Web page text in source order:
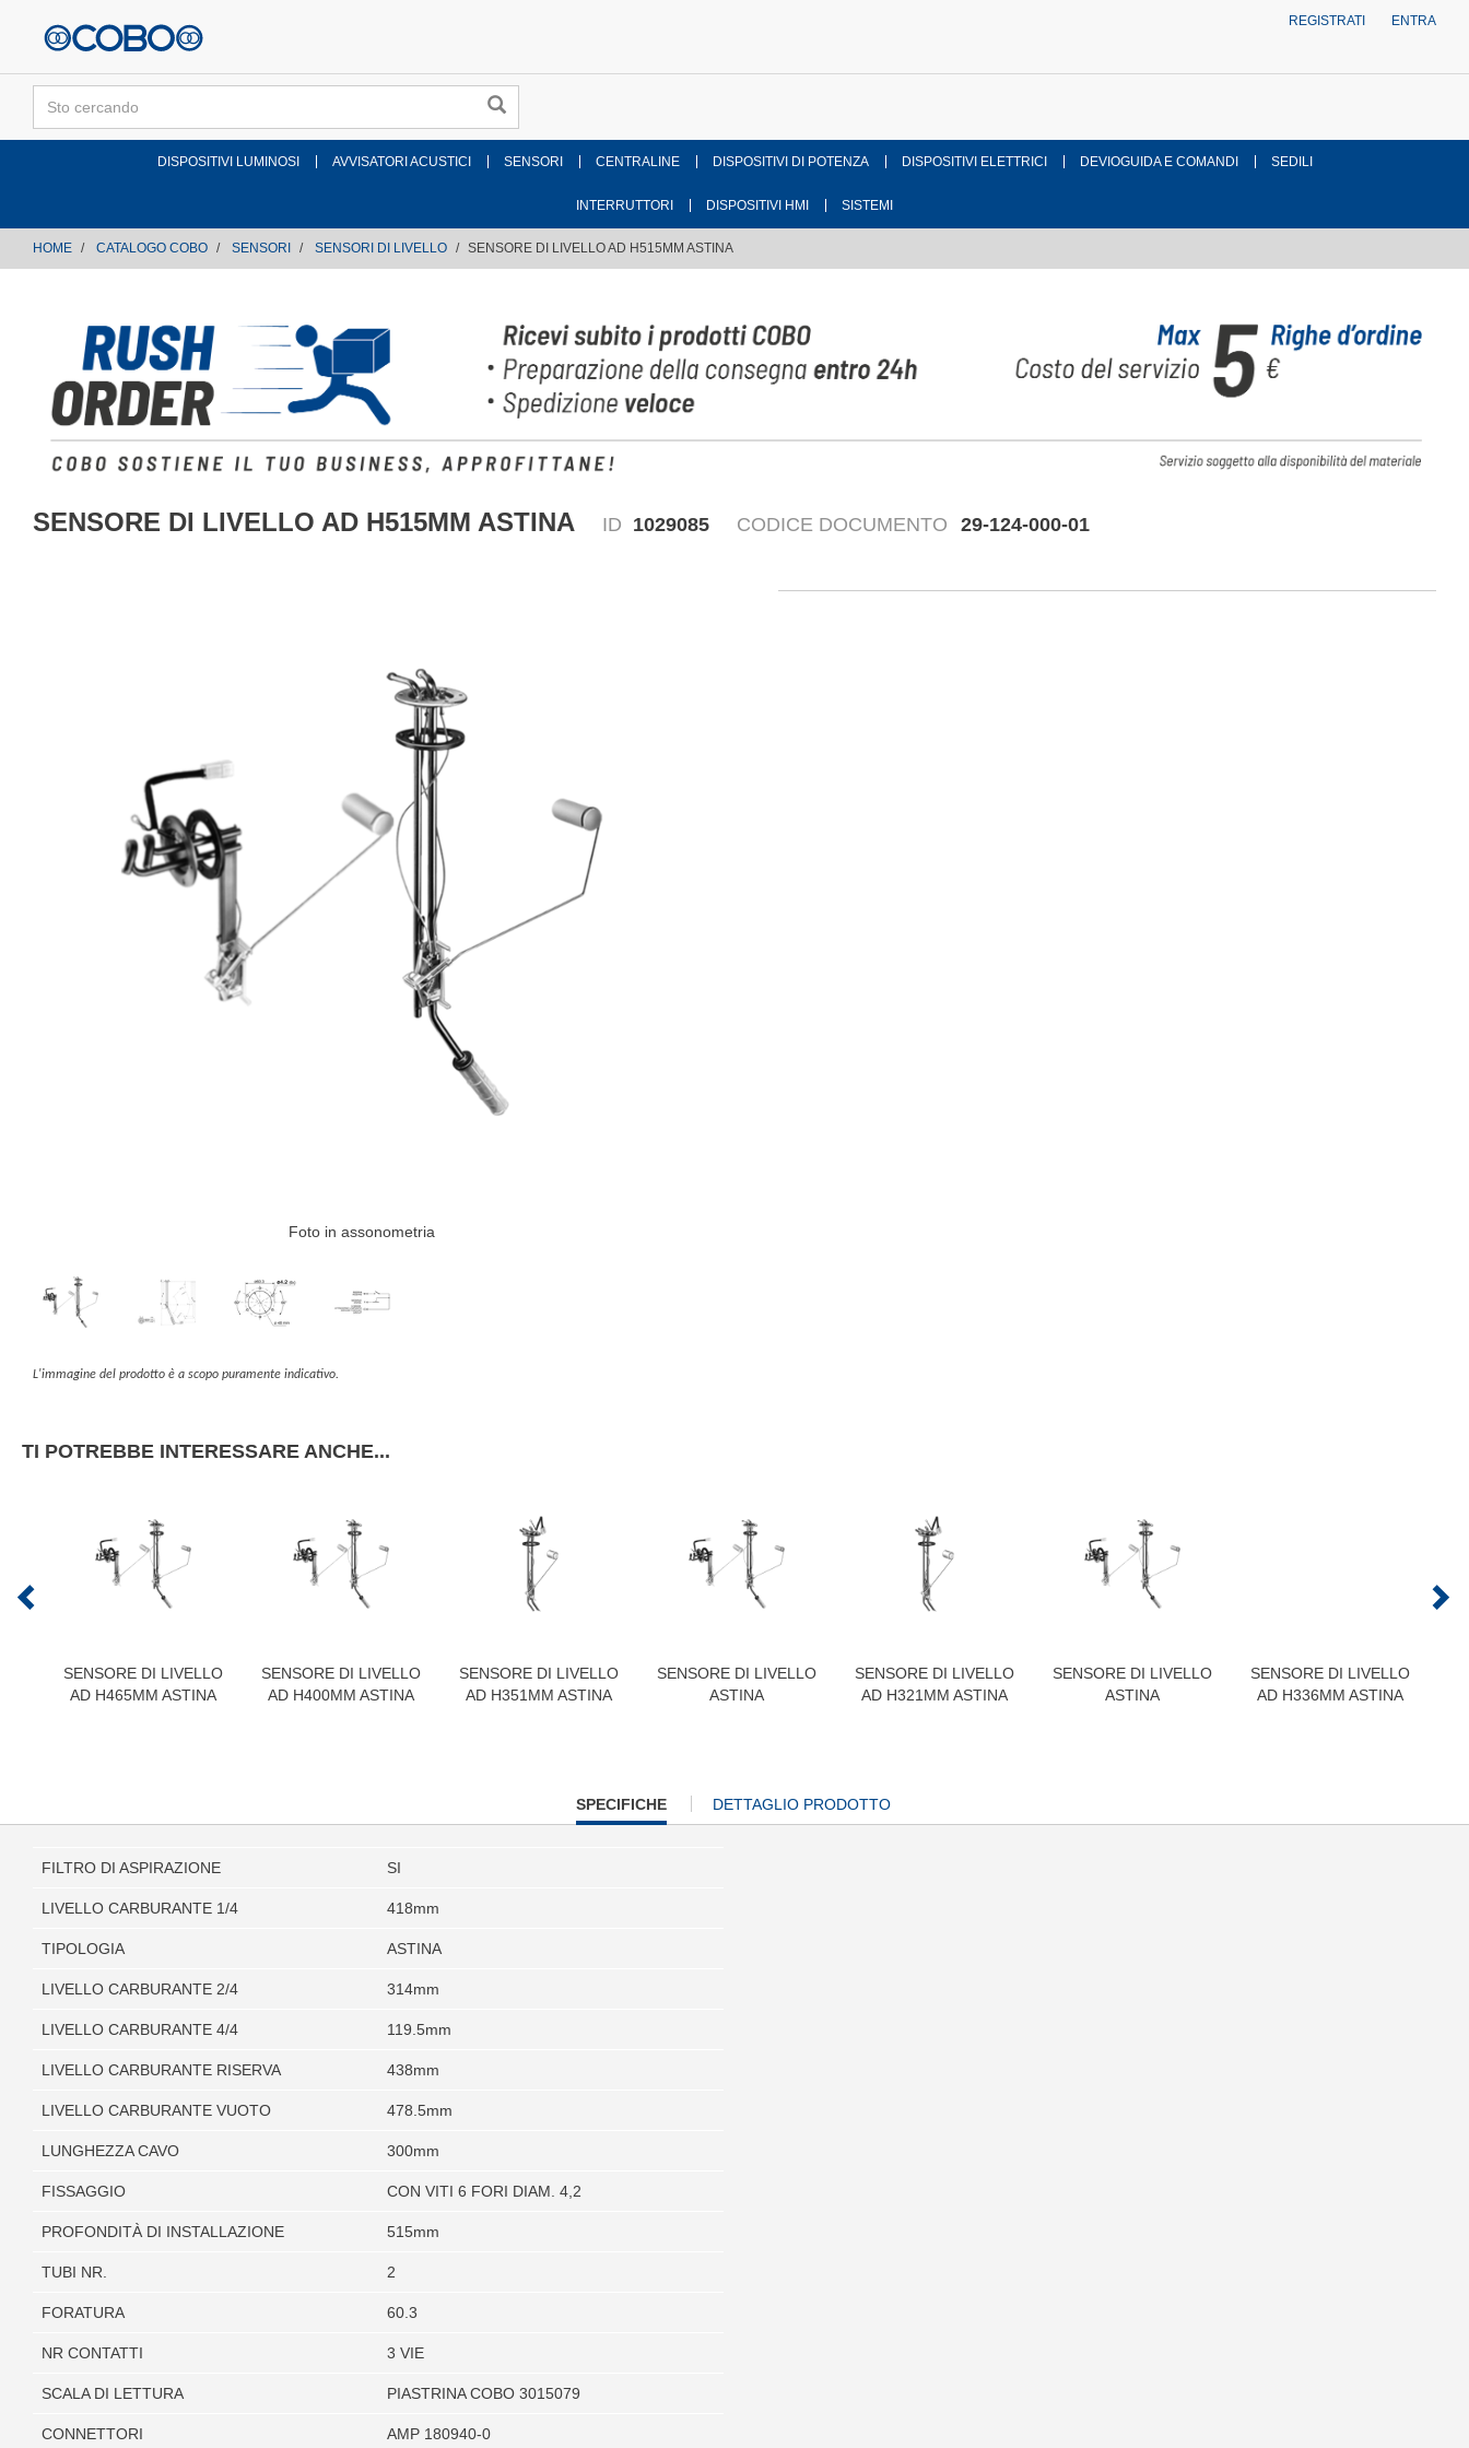
REGISTRATI ENTRA
DISPOSITIVI LUMINOSI AVVISATORI ACUSTICI SENSORI CENTRALINE DISPOSITIVI DI POTENZA DISPOSITIVI ELETTRICI DEVIOGUIDA E COMANDI SEDILI
INTERRUTTORI DISPOSITIVI HMI SISTEMI
HOME CATALOGO COBO SENSORI SENSORI DI LIVELLO SENSORE DI LIVELLO AD H515MM ASTINA
SENSORE DI LIVELLO AD H515MM ASTINA ID 1029085 CODICE DOCUMENTO 29-124-000-01
Foto in assonometria
L'immagine del prodotto è a scopo puramente indicativo.
TI POTREBBE INTERESSARE ANCHE...
SENSORE DI LIVELLO
AD H465MM ASTINA
SENSORE DI LIVELLO
AD H400MM ASTINA
SENSORE DI LIVELLO
AD H351MM ASTINA
SENSORE DI LIVELLO
ASTINA
SENSORE DI LIVELLO
AD H321MM ASTINA
SENSORE DI LIVELLO
ASTINA
SENSORE DI LIVELLO
AD H336MM ASTINA
CURRENT
TAB:
SPECIFICHE DETTAGLIO PRODOTTO
FILTRO DI ASPIRAZIONE SI
LIVELLO CARBURANTE 1/4 418mm
TIPOLOGIA ASTINA
LIVELLO CARBURANTE 2/4 314mm
LIVELLO CARBURANTE 4/4 119.5mm
LIVELLO CARBURANTE RISERVA 438mm
LIVELLO CARBURANTE VUOTO 478.5mm
LUNGHEZZA CAVO 300mm
FISSAGGIO CON VITI 6 FORI DIAM. 4,2
PROFONDITÀ DI INSTALLAZIONE 515mm
TUBI NR. 2
FORATURA 60.3
NR CONTATTI 3 VIE
SCALA DI LETTURA PIASTRINA COBO 3015079
CONNETTORI AMP 180940-0